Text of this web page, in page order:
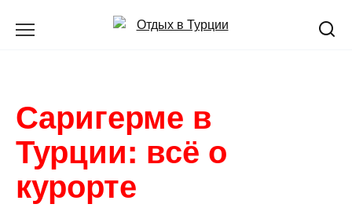
Саригерме в
Турции: всё о
курорте